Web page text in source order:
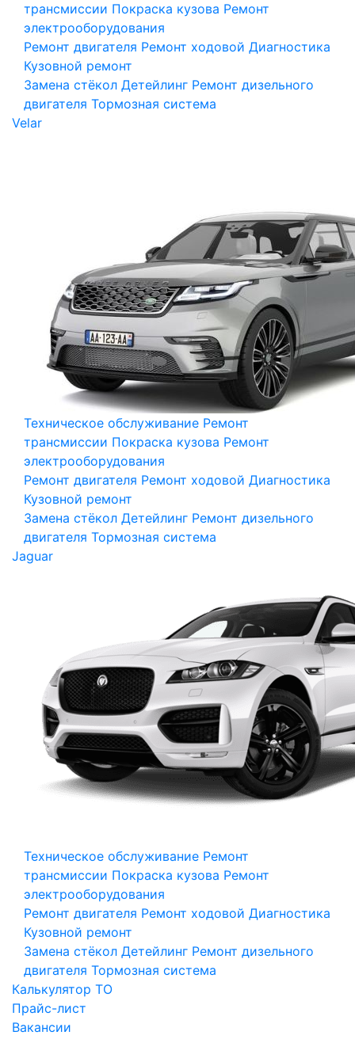
трансмиссии Покраска кузова Ремонт
электрооборудования
Ремонт двигателя Ремонт ходовой Диагностика
Кузовной ремонт
Замена стёкол Детейлинг Ремонт дизельного
двигателя Тормозная система
Velar
Техническое обслуживание Ремонт
трансмиссии Покраска кузова Ремонт
электрооборудования
Ремонт двигателя Ремонт ходовой Диагностика
Кузовной ремонт
Замена стёкол Детейлинг Ремонт дизельного
двигателя Тормозная система
Jaguar
Техническое обслуживание Ремонт
трансмиссии Покраска кузова Ремонт
электрооборудования
Ремонт двигателя Ремонт ходовой Диагностика
Кузовной ремонт
Замена стёкол Детейлинг Ремонт дизельного
двигателя Тормозная система
Калькулятор ТО
Прайс-лист
Вакансии